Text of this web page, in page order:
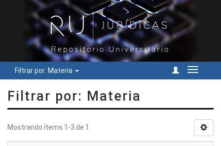
Filtrar por: Materia
Cambiar
Filtrar por: Materia
Mostrando ítems 1-3 de 1